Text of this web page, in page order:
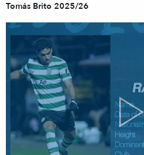
Tomás Brito 2025/26